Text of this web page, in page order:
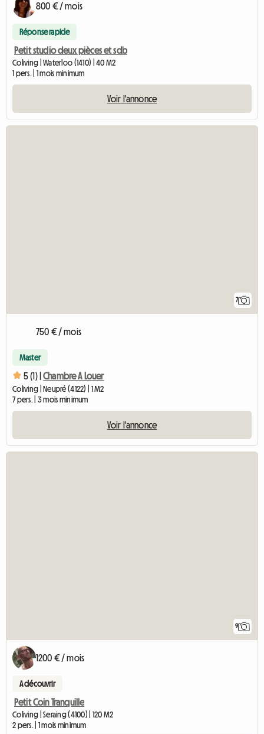
800 € / mois
Réponse rapide
Petit studio deux pièces et sdb
Coliving | Waterloo (1410) | 40 M2
1 pers. | 1 mois minimum
Voir l'annonce
7
750 € / mois
Master
5 (1) | Chambre A Louer
Coliving | Neupré (4122) | 1 M2
7 pers. | 3 mois minimum
Voir l'annonce
9
1200 € / mois
A découvrir
Petit Coin Tranquille
Coliving | Seraing (4100) | 120 M2
2 pers. | 1 mois minimum